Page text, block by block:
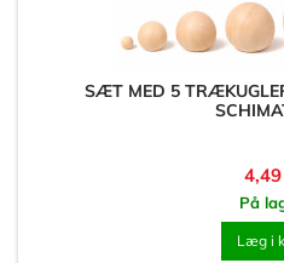
SÆT MED 5
Pris
På
Læg i